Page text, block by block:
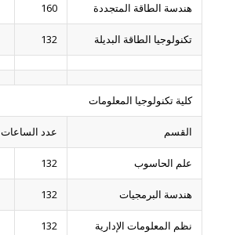
هندسة الطاقة المتجددة 160
تكنولوجيا الطاقة البديلة 132
كلية تكنولوجيا المعلومات
القسم عدد الساعات
علم الحاسوب 132
هندسة البرمجيات 132
نظم المعلومات الإدارية 132